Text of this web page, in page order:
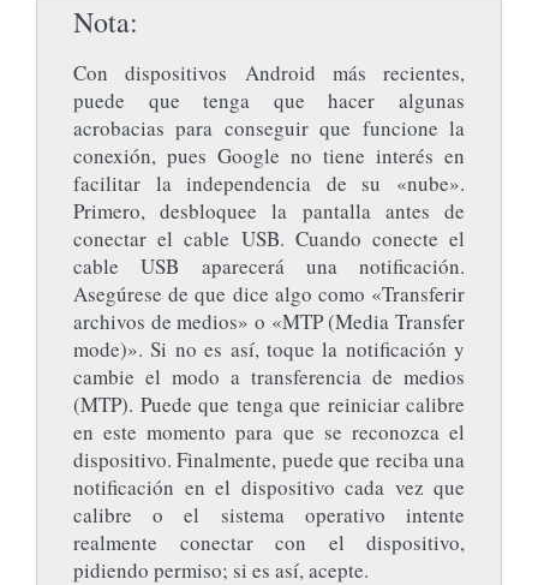
Nota
Con dispositivos Android más recientes,
puede que tenga que hacer algunas
acrobacias para conseguir que funcione la
conexión, pues Google no tiene interés en
facilitar la independencia de su «nube».
Primero, desbloquee la pantalla antes de
conectar el cable USB. Cuando conecte el
cable USB aparecerá una notificación.
Asegúrese de que dice algo como «Transferir
archivos de medios» o «MTP (Media Transfer
mode)». Si no es así, toque la notificación y
cambie el modo a transferencia de medios
(MTP). Puede que tenga que reiniciar calibre
en este momento para que se reconozca el
dispositivo. Finalmente, puede que reciba una
notificación en el dispositivo cada vez que
calibre o el sistema operativo intente
realmente conectar con el dispositivo,
pidiendo permiso; si es así, acepte.